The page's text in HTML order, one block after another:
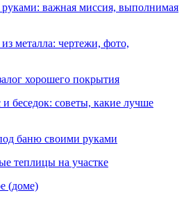
важная миссия, выполнимая
металла: чертежи, фото,
хорошего покрытия
беседок: советы, какие лучше
баню своими руками
теплицы на участке
(доме)